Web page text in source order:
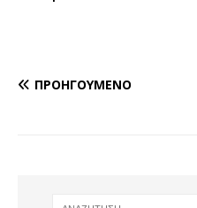
ΠΡΟΗΓΟΎΜΕΝΟ